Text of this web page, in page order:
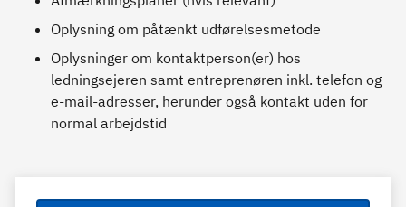
Oplysning om påtænkt udførelsesmetode
Oplysninger om kontaktperson(er) hos
ledningsejeren samt entreprenøren inkl. telefon og
e-mail-adresser, herunder også kontakt uden for
normal arbejdstid